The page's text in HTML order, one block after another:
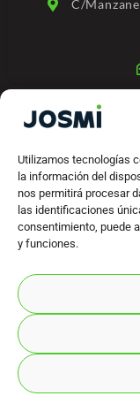
Utilizamos tecnologías
la información del
nos permitirá procesar
las identificaciones
consentimiento, puede
y funciones.
C/